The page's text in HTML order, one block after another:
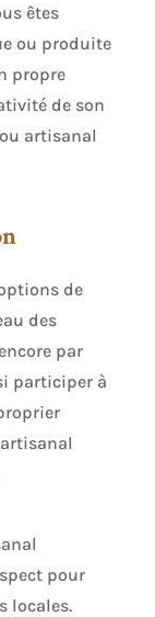
êtes
ou produite
propre
de son
artisanal
de
des
par
participer à
pour
locales.